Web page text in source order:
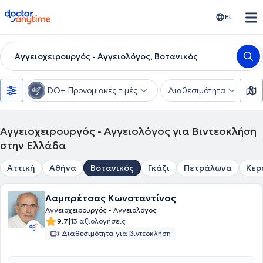
doctoranytime EL
Αγγειοχειρουργός - Αγγειολόγος, Βοτανικός
DO+ Προνομιακές τιμές Διαθεσιμότητα
Αγγειοχειρουργός - Αγγειολόγος για Βιντεοκλήση
στην Ελλάδα
Αττική Αθήνα Βοτανικός Γκάζι Πετράλωνα
Λαμπρέτσας Κωνσταντίνος
Αγγειοχειρουργός - Αγγειολόγος
9.7|13 αξιολογήσεις
Διαθεσιμότητα για βιντεοκλήση